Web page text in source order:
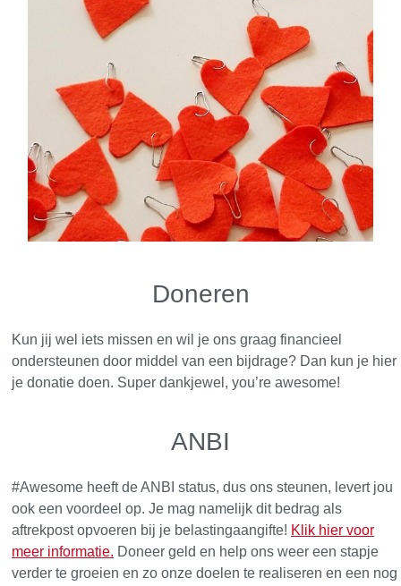
Doneren
Kun jij wel iets missen en wil je ons graag financieel
ondersteunen door middel van een bijdrage? Dan kun je hier
je donatie doen. Super dankjewel, you’re awesome!
ANBI
#Awesome heeft de ANBI status, dus ons steunen, levert jou
ook een voordeel op. Je mag namelijk dit bedrag als
aftrekpost opvoeren bij je belastingaangifte! Klik hier voor
meer informatie. Doneer geld en help ons weer een stapje
verder te groeien en zo onze doelen te realiseren en een nog